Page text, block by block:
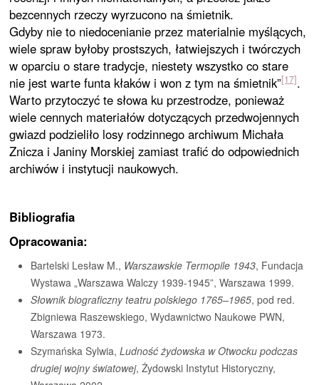
bezcennych rzeczy wyrzucono na śmietnik.
Gdyby nie to niedocenianie przez materialnie myślących,
wiele spraw byłoby prostszych, łatwiejszych i twórczych
w oparciu o stare tradycje, niestety wszystko co stare
nie jest warte funta kłaków i won z tym na śmietnik”[17].
Warto przytoczyć te słowa ku przestrodze, ponieważ
wiele cennych materiałów dotyczących przedwojennych
gwiazd podzieliło losy rodzinnego archiwum Michała
Znicza i Janiny Morskiej zamiast trafić do odpowiednich
archiwów i instytucji naukowych.
Bibliografia
Opracowania:
Bartelski Lesław M., Warszawskie Termopile 1943, Fundacja
Wystawa „Warszawa Walczy 1939-1945”, Warszawa 1999.
Słownik biograficzny teatru polskiego 1765–1965, pod red.
Zbigniewa Raszewskiego, Wydawnictwo Naukowe PWN,
Warszawa 1973.
Szymańska Sylwia,Ludność żydowska w Otwocku podczas
drugiej wojny światowej, Żydowski Instytut Historyczny,